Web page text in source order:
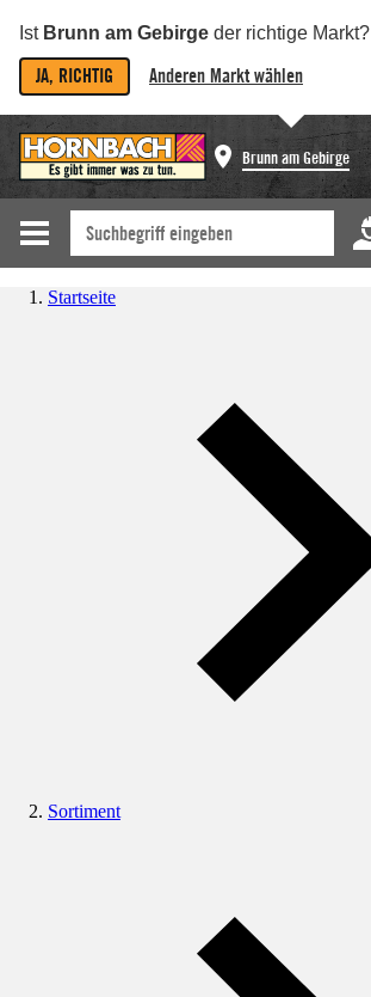
Ist Brunn am Gebirge der richtige Markt?
JA, RICHTIG Anderen Markt wählen
Brunn am Gebirge
Startseite
Sortiment